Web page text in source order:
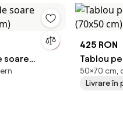
soare
425 RON
Tablou
(70x50
50×70 cm,
Livrare în